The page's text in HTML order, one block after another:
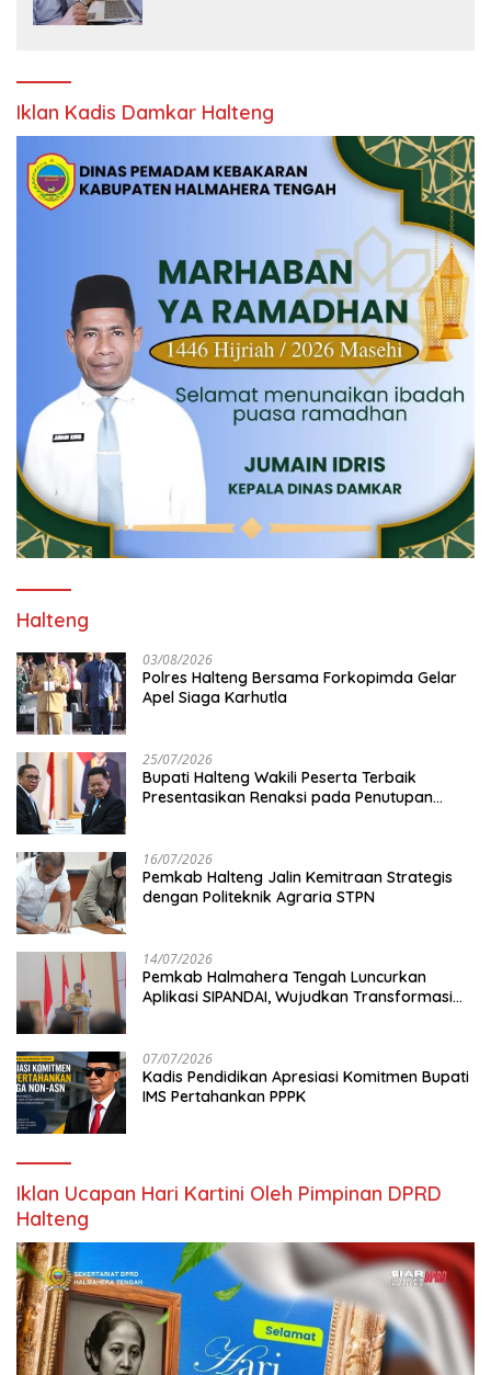
Iklan Kadis Damkar Halteng
Halteng
03/08/2026
Polres Halteng Bersama Forkopimda Gelar
Apel Siaga Karhutla
25/07/2026
Bupati Halteng Wakili Peserta Terbaik
Presentasikan Renaksi pada Penutupan
16/07/2026
Pemkab Halteng Jalin Kemitraan Strategis
dengan Politeknik Agraria STPN
14/07/2026
Pemkab Halmahera Tengah Luncurkan
Aplikasi SIPANDAI, Wujudkan Transformasi
07/07/2026
Kadis Pendidikan Apresiasi Komitmen Bupati
IMS Pertahankan PPPK
Iklan Ucapan Hari Kartini Oleh Pimpinan DPRD
Halteng